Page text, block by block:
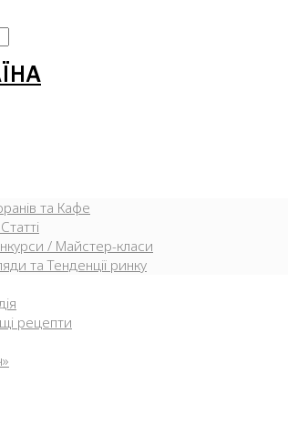
та Кафе
/ Майстер-класи
та Тенденції ринку
рецепти